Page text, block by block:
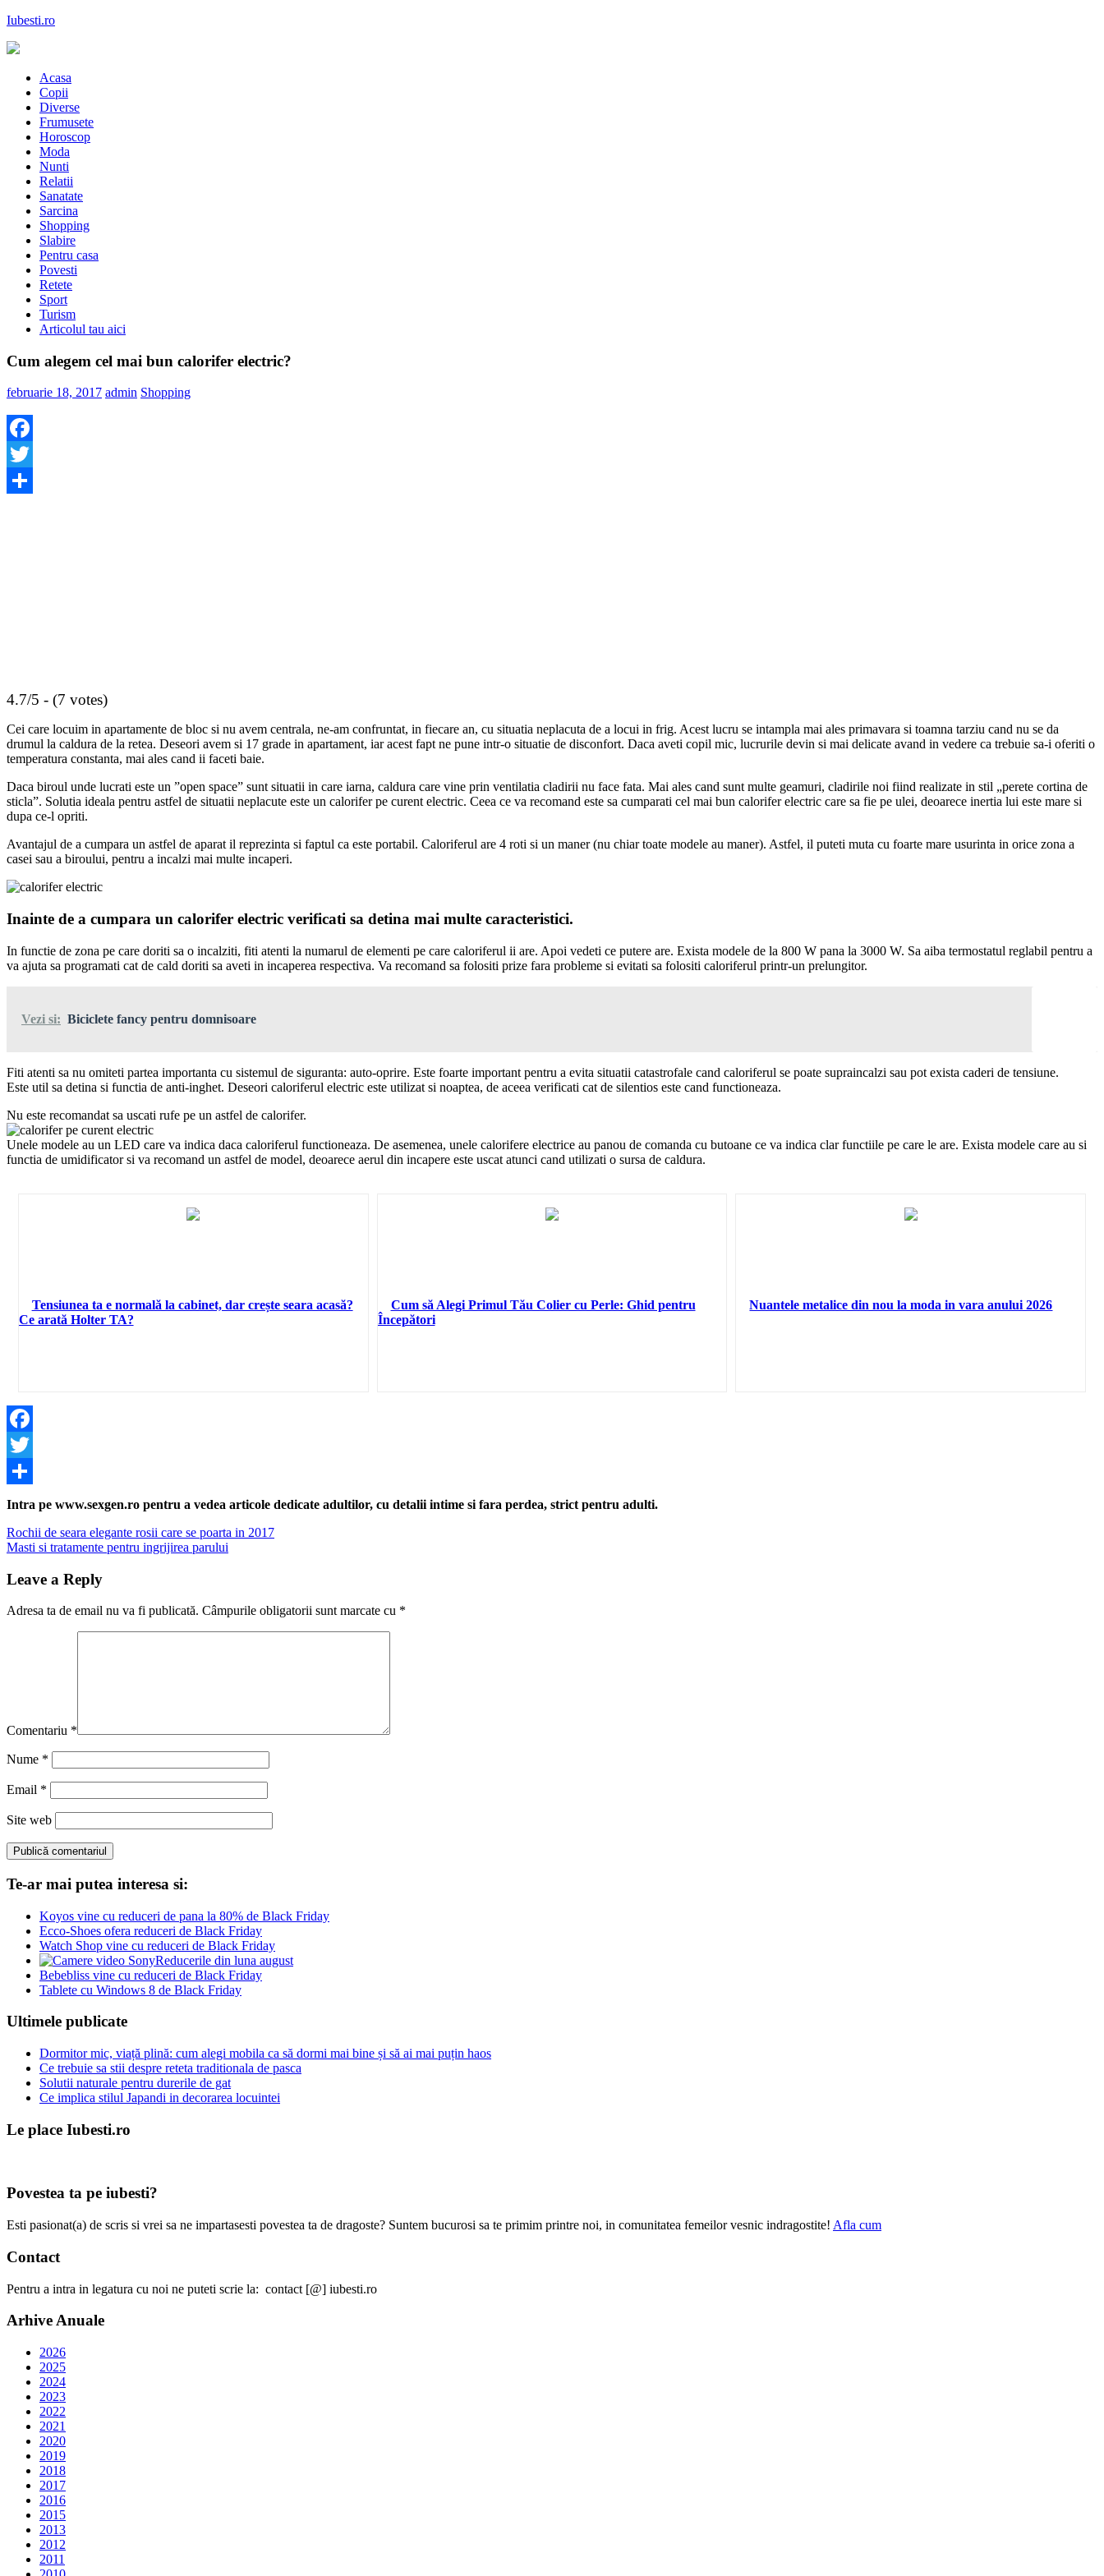
Skip
content
Iubesti.ro
Acasa
Copii
Diverse
Frumusete
Horoscop
Moda
Nunti
Relatii
Sanatate
Sarcina
Shopping
Slabire
Pentru casa
Povesti
Retete
Sport
Turism
Articolul tau aici
Cum alegem cel mai bun calorifer electric?
februarie 18, 2017 admin Shopping
Facebook
Twitter
4.7/5 - (7 votes)
Cei care locuim in apartamente de bloc si nu avem centrala, ne-am confruntat, in fiecare an, cu situatia neplacuta de a locui in frig. Acest lucru se intampla mai ales primavara si toamna tarziu cand nu se da
drumul la caldura de la retea. Deseori avem si 17 grade in apartament, iar acest fapt ne pune intr-o situatie de disconfort. Daca aveti copil mic, lucrurile devin si mai delicate avand in vedere ca trebuie sa-i oferiti o
temperatura constanta, mai ales cand ii faceti baie.
Daca biroul unde lucrati este un ”open space” sunt situatii in care iarna, caldura care vine prin ventilatia cladirii nu face fata. Mai ales cand sunt multe geamuri, cladirile noi fiind realizate in stil „perete cortina de
sticla”. Solutia ideala pentru astfel de situatii neplacute este un calorifer pe curent electric. Ceea ce va recomand este sa cumparati cel mai bun calorifer electric care sa fie pe ulei, deoarece inertia lui este mare si
dupa ce-l opriti.
Avantajul de a cumpara un astfel de aparat il reprezinta si faptul ca este portabil. Caloriferul are 4 roti si un maner (nu chiar toate modele au maner). Astfel, il puteti muta cu foarte mare usurinta in orice zona a
casei sau a biroului, pentru a incalzi mai multe incaperi.
Inainte de a cumpara un calorifer electric verificati sa detina mai multe caracteristici.
In functie de zona pe care doriti sa o incalziti, fiti atenti la numarul de elementi pe care caloriferul ii are. Apoi vedeti ce putere are. Exista modele de la 800 W pana la 3000 W. Sa aiba termostatul reglabil pentru a
va ajuta sa programati cat de cald doriti sa aveti in incaperea respectiva. Va recomand sa folositi prize fara probleme si evitati sa folositi caloriferul printr-un prelungitor.
Vezi si: Biciclete fancy pentru domnisoare
Fiti atenti sa nu omiteti partea importanta cu sistemul de siguranta: auto-oprire. Este foarte important pentru a evita situatii catastrofale cand caloriferul se poate supraincalzi sau pot exista caderi de tensiune.
Este util sa detina si functia de anti-inghet. Deseori caloriferul electric este utilizat si noaptea, de aceea verificati cat de silentios este cand functioneaza.
Nu este recomandat sa uscati rufe pe un astfel de calorifer.
Unele modele au un LED care va indica daca caloriferul functioneaza. De asemenea, unele calorifere electrice au panou de comanda cu butoane ce va indica clar functiile pe care le are. Exista modele care au si
functia de umidificator si va recomand un astfel de model, deoarece aerul din incapere este uscat atunci cand utilizati o sursa de caldura.
Tensiunea ta e normală la cabinet, dar crește seara acasă?
Ce arată Holter TA?
Cum să Alegi Primul Tău Colier cu Perle: Ghid pentru
Începători
Nuantele metalice din nou la moda in vara anului 2026
Facebook
Twitter
Share
Intra pe www.sexgen.ro pentru a vedea articole dedicate adultilor, cu detalii intime si fara perdea, strict pentru adulti.
Navigare
în
articole
Previous
Post:
Rochii de seara elegante rosii care se poarta in 2017
Next
Masti si tratamente pentru ingrijirea parului
Leave a Reply
Adresa ta de email nu va fi publicată. Câmpurile obligatorii sunt marcate cu *
Comentariu *
Nume *
Email *
Site web
Te-ar mai putea interesa si:
Koyos vine cu reduceri de pana la 80% de Black Friday
Ecco-Shoes ofera reduceri de Black Friday
Watch Shop vine cu reduceri de Black Friday
Reducerile din luna august
Bebebliss vine cu reduceri de Black Friday
Tablete cu Windows 8 de Black Friday
Ultimele publicate
Dormitor mic, viață plină: cum alegi mobila ca să dormi mai bine și să ai mai puțin haos
Ce trebuie sa stii despre reteta traditionala de pasca
Solutii naturale pentru durerile de gat
Ce implica stilul Japandi in decorarea locuintei
Le place Iubesti.ro
Povestea ta pe iubesti?
Esti pasionat(a) de scris si vrei sa ne impartasesti povestea ta de dragoste? Suntem bucurosi sa te primim printre noi, in comunitatea femeilor vesnic indragostite! Afla cum
Contact
Pentru a intra in legatura cu noi ne puteti scrie la: contact [@] iubesti.ro
Arhive Anuale
2026
2025
2024
2023
2022
2021
2020
2019
2018
2017
2016
2015
2013
2012
2011